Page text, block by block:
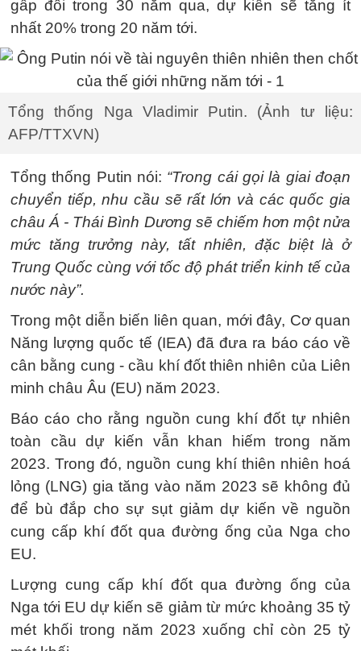
gấp đôi trong 30 năm qua, dự kiến sẽ tăng ít
nhất 20% trong 20 năm tới.
Tổng thống Nga Vladimir Putin. (Ảnh tư liệu:
AFP/TTXVN)
Tổng thống Putin nói: “Trong cái gọi là giai đoạn
chuyển tiếp, nhu cầu sẽ rất lớn và các quốc gia
châu Á - Thái Bình Dương sẽ chiếm hơn một nửa
mức tăng trưởng này, tất nhiên, đặc biệt là ở
Trung Quốc cùng với tốc độ phát triển kinh tế của
nước này”.
Trong một diễn biến liên quan, mới đây, Cơ quan
Năng lượng quốc tế (IEA) đã đưa ra báo cáo về
cân bằng cung - cầu khí đốt thiên nhiên của Liên
minh châu Âu (EU) năm 2023.
Báo cáo cho rằng nguồn cung khí đốt tự nhiên
toàn cầu dự kiến vẫn khan hiếm trong năm
2023. Trong đó, nguồn cung khí thiên nhiên hoá
lỏng (LNG) gia tăng vào năm 2023 sẽ không đủ
để bù đắp cho sự sụt giảm dự kiến về nguồn
cung cấp khí đốt qua đường ống của Nga cho
EU.
Lượng cung cấp khí đốt qua đường ống của
Nga tới EU dự kiến sẽ giảm từ mức khoảng 35 tỷ
mét khối trong năm 2023 xuống chỉ còn 25 tỷ